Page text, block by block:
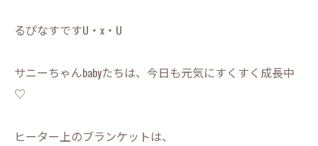
るぴなすですU・x・U
サニーちゃんbabyたちは、今日も元気にすくすく成長中
♡
ヒーター上のブランケットは、